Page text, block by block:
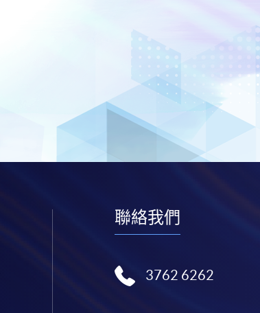
聯絡我們
3762 6262